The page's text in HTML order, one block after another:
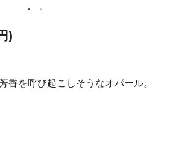
)
香を呼び起こしそうなオパール。